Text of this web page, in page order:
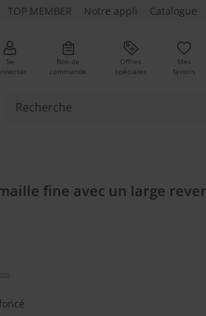
TOP MEMBER Notre appli Catalogue
Se
Bon de
commande
Offres
spéciales
Mes
favoris
fine avec un large